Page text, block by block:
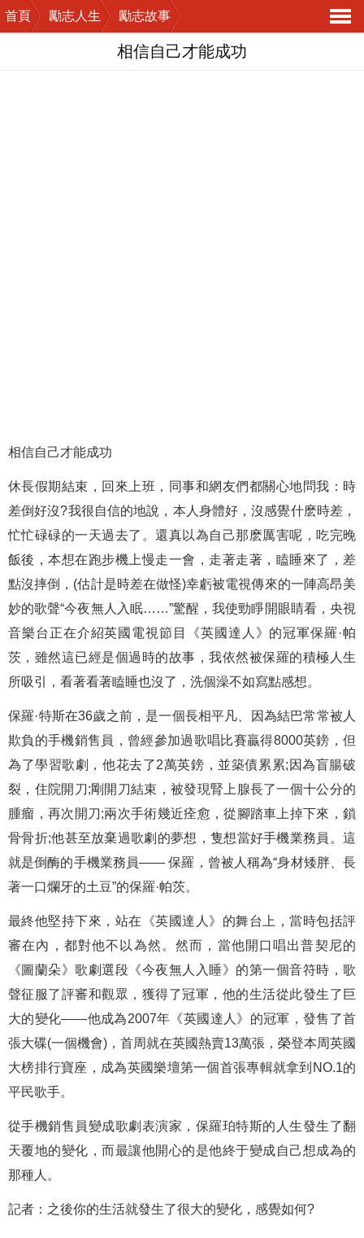
首頁 勵志人生
勵志故事
導
相信自己才能成功
相信自己才能成功
休長假期結束，回來上班，同事和網友們都關心地問我：時
差倒好沒?我很自信的地說，本人身體好，沒感覺什麽時差，
忙忙碌碌的一天過去了。還真以為自己那麽厲害呢，吃完晚
飯後，本想在跑步機上慢走一會，走著走著，瞌睡來了，差
點沒摔倒，(估計是時差在做怪)幸虧被電視傳來的一陣高昂美
妙的歌聲“今夜無人入眠……”驚醒，我使勁睜開眼睛看，央視
音樂台正在介紹英國電視節目《英國達人》的冠軍保羅·帕
茨，雖然這已經是個過時的故事，我依然被保羅的積極人生
所吸引，看著看著瞌睡也沒了，洗個澡不如寫點感想。
保羅·特斯在36歲之前，是一個長相平凡、因為結巴常常被人
欺負的手機銷售員，曾經參加過歌唱比賽贏得8000英鎊，但
為了學習歌劇，他花去了2萬英鎊，並築債累累;因為盲腸破
裂，住院開刀;剛開刀結束，被發現腎上腺長了一個十公分的
腫瘤，再次開刀;兩次手術幾近痊愈，從腳踏車上掉下來，鎖
骨骨折;他甚至放棄過歌劇的夢想，隻想當好手機業務員。這
就是倒酶的手機業務員—— 保羅，曾被人稱為“身材矮胖、長
著一口爛牙的土豆”的保羅·帕茨。
最終他堅持下來，站在《英國達人》的舞台上，當時包括評
審在內，都對他不以為然。然而，當他開口唱出普契尼的
《圖蘭朵》歌劇選段《今夜無人入睡》的第一個音符時，歌
聲征服了評審和觀眾，獲得了冠軍，他的生活從此發生了巨
大的變化——他成為2007年《英國達人》的冠軍，發售了首
張大碟(一個機會)，首周就在英國熱賣13萬張，榮登本周英國
大榜排行寶座，成為英國樂壇第一個首張專輯就拿到NO.1的
平民歌手。
從手機銷售員變成歌劇表演家，保羅珀特斯的人生發生了翻
天覆地的變化，而最讓他開心的是他終于變成自己想成為的
那種人。
記者：之後你的生活就發生了很大的變化，感覺如何?